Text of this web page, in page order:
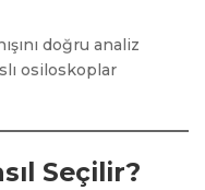
doğru analiz
osiloskoplar
Seçilir?